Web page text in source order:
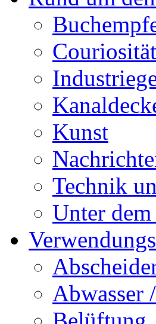
Kunst
Technik
Unter
Abwasser